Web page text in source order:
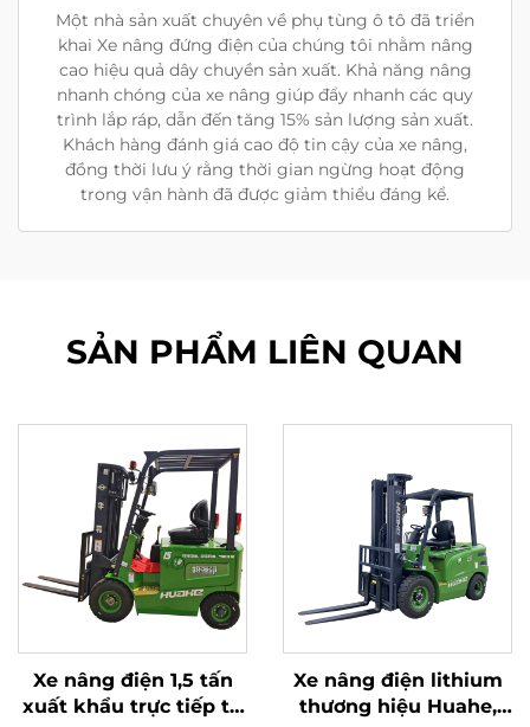
Một nhà sản xuất chuyên về phụ tùng ô tô đã triển
khai Xe nâng đứng điện của chúng tôi nhằm nâng
cao hiệu quả dây chuyền sản xuất. Khả năng nâng
nhanh chóng của xe nâng giúp đẩy nhanh các quy
trình lắp ráp, dẫn đến tăng 15% sản lượng sản xuất.
Khách hàng đánh giá cao độ tin cậy của xe nâng,
đồng thời lưu ý rằng thời gian ngừng hoạt động
trong vận hành đã được giảm thiểu đáng kể.
SẢN PHẨM LIÊN QUAN
Xe nâng điện 1,5 tấn
xuất khẩu trực tiếp từ
Xe nâng điện lithium
thương hiệu Huahe,